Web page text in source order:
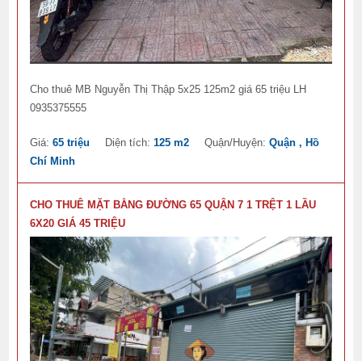
Cho thuê MB Nguyễn Thị Thập 5x25 125m2 giá 65 triệu LH
0935375555
Giá:65 triệu Diện tích:125 m2 Quận/Huyện:Quận , Hồ
Chí Minh
CHO THUÊ MẶT BẰNG ĐƯỜNG 65 QUẬN 7 1 TRỆT 1 LẦU
6X20 GIÁ 45 TRIỆU